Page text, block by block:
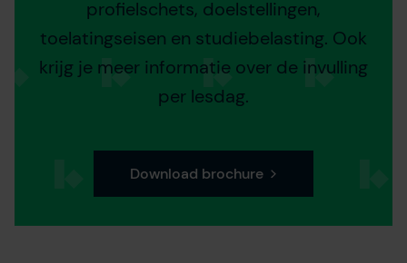
profielschets, doelstellingen,
toelatingseisen en studiebelasting. Ook
krijg je meer informatie over de invulling
per lesdag.
Download brochure